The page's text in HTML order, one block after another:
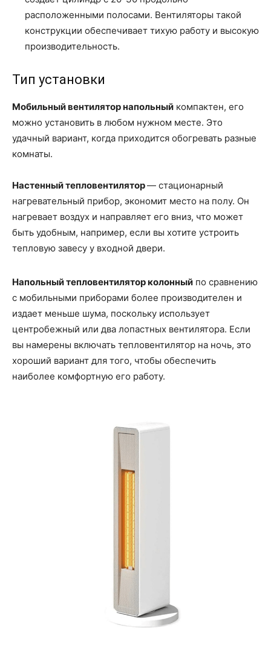
расположенными полосами. Вентиляторы такой
конструкции обеспечивает тихую работу и высокую
производительность.
Тип установки
Мобильный вентилятор напольный компактен, его
можно установить в любом нужном месте. Это
удачный вариант, когда приходится обогревать разные
комнаты.
Настенный тепловентилятор— стационарный
нагревательный прибор, экономит место на полу. Он
нагревает воздух и направляет его вниз, что может
быть удобным, например, если вы хотите устроить
тепловую завесу у входной двери.
Напольный тепловентилятор колонный по сравнению
с мобильными приборами более производителен и
издает меньше шума, поскольку использует
центробежный или два лопастных вентилятора. Если
вы намерены включать тепловентилятор на ночь, это
хороший вариант для того, чтобы обеспечить
наиболее комфортную его работу.